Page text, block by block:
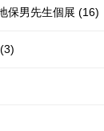
保男先生個展 (16)